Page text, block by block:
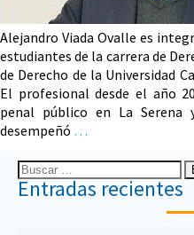
Alejandro Viada Ovalle es
estudiantes de la carrera de
de Derecho de la Universidad
El profesional desde el año
penal público en La Serena
desempeñó …
Entradas recientes